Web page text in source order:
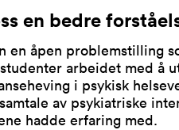
en bedre
en åpen problemstilling
arbeidet med å
i psykisk
av psykiatriske
hadde erfaring med.